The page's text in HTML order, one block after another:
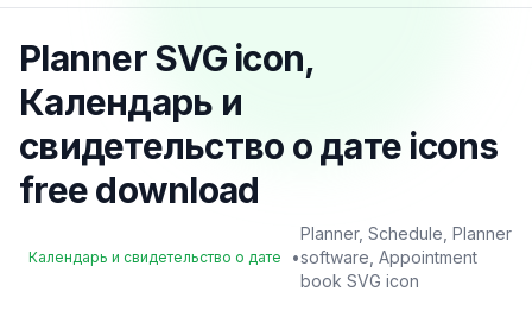
Planner SVG icon,
Календарь и
свидетельство о дате icons
free download
Календарь и свидетельство о дате •
Planner, Schedule, Planner
software, Appointment
book SVG icon